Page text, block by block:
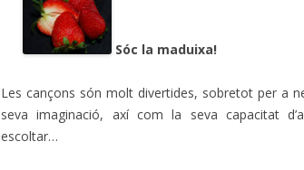
Sóc la maduixa!
Les cançons són molt divertides, sobretot per a
seva imaginació, axí com la seva capacitat
escoltar…